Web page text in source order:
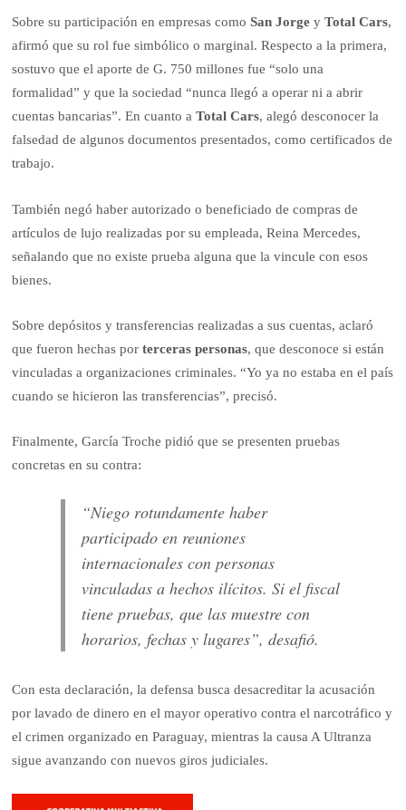
Sobre su participación en empresas comoSan Jorge yTotal Cars,
afirmó que su rol fue simbólico o marginal. Respecto a la primera,
sostuvo que el aporte de G. 750 millones fue “solo una
formalidad” y que la sociedad “nunca llegó a operar ni a abrir
cuentas bancarias”. En cuanto aTotal Cars, alegó desconocer la
falsedad de algunos documentos presentados, como certificados de
trabajo.
También negó haber autorizado o beneficiado de compras de
artículos de lujo realizadas por su empleada, Reina Mercedes,
señalando que no existe prueba alguna que la vincule con esos
bienes.
Sobre depósitos y transferencias realizadas a sus cuentas, aclaró
que fueron hechas porterceras personas, que desconoce si están
vinculadas a organizaciones criminales. “Yo ya no estaba en el país
cuando se hicieron las transferencias”, precisó.
Finalmente, García Troche pidió que se presenten pruebas
concretas en su contra:
“Niego rotundamente haber
participado en reuniones
internacionales con personas
vinculadas a hechos ilícitos. Si el fiscal
tiene pruebas, que las muestre con
horarios, fechas y lugares”, desafió.
Con esta declaración, la defensa busca desacreditar la acusación
por lavado de dinero en el mayor operativo contra el narcotráfico y
el crimen organizado en Paraguay, mientras la causa A Ultranza
sigue avanzando con nuevos giros judiciales.